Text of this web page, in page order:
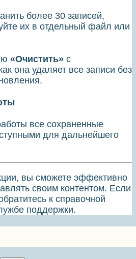
более 30 записей,
их в отдельный файл или
«Очистить» с
она удаляет все записи без
все сохраненные
для дальнейшего
вы сможете эффективно
своим контентом. Если
к справочной
поддержки.